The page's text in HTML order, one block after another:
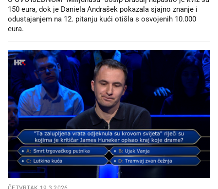
150 eura, dok je Daniela Andrašek pokazala sjajno znanje i
odustajanjem na 12. pitanju kući otišla s osvojenih 10.000
eura.